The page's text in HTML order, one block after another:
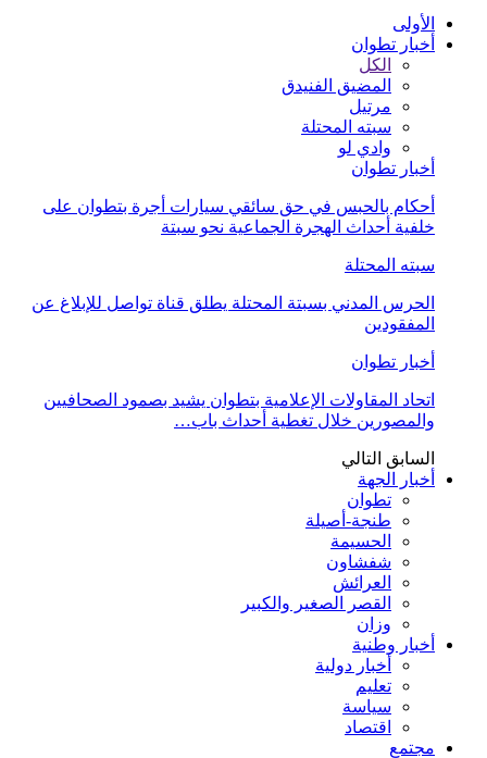
الأولى
أخبار تطوان
الكل
المضيق الفنيدق
مرتيل
سبته المحتلة
وادي لو
أخبار تطوان
أحكام بالحبس في حق سائقي سيارات أجرة بتطوان على
خلفية أحداث الهجرة الجماعية نحو سبتة
سبته المحتلة
الحرس المدني بسبتة المحتلة يطلق قناة تواصل للإبلاغ عن
المفقودين
أخبار تطوان
اتحاد المقاولات الإعلامية بتطوان يشيد بصمود الصحافيين
والمصورين خلال تغطية أحداث باب…
السابق التالي
أخبار الجهة
تطوان
طنجة-أصيلة
الحسيمة
شفشاون
العرائش
القصر الصغير والكبير
وزان
أخبار وطنية
أخبار دولية
تعليم
سياسة
اقتصاد
مجتمع